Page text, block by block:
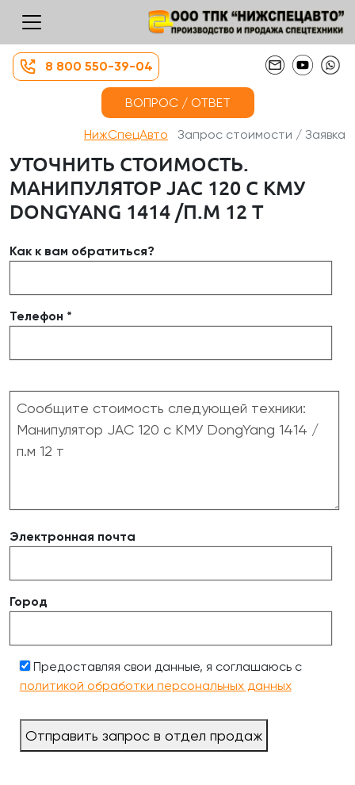
8 800 550-39-04
ВОПРОС / ОТВЕТ
НижСпецАвто Запрос стоимости / Заявка
УТОЧНИТЬ СТОИМОСТЬ.
МАНИПУЛЯТОР JAC 120 С КМУ
DONGYANG 1414 /П.М 12 Т
Как к вам обратиться?
Телефон *
Электронная почта
Город
Предоставляя свои данные, я соглашаюсь с
политикой обработки персональных данных
Отправить запрос в отдел продаж